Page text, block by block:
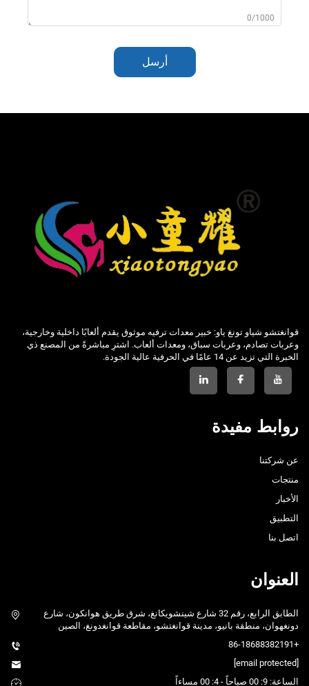
0/1000
أرسل
قوانغتشو شياو تونغ ياو: خبير معدات ترفيه موثوق يقدم ألعابًا داخلية وخارجية،
وعربات تصادم، وعربات سباق، ومعدات ألعاب. اشترِ مباشرةً من المصنع ذي
الخبرة التي تزيد عن 14 عامًا في الحرفية عالية الجودة.
روابط مفيدة
عن شركتنا
منتجات
الأخبار
التطبيق
اتصل بنا
العنوان
الطابق الرابع، رقم 32 شارع شينشويكانغ، شرق طريق هوانكون، شارع
دونغهوان، منطقة بانيو، مدينة قوانغتشو، مقاطعة قوانغدونغ، الصين
+86-18688382191
الساعة: 9: 00 صباحاً - 4: 00 مساءاً